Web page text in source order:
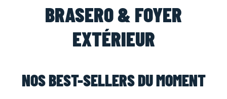
BRASERO & FOYER
EXTÉRIEUR
NOS BEST-SELLERS DU MOMENT